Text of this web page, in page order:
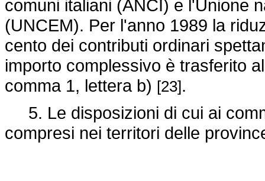
comuni italiani (ANCI) e l'Unione
(UNCEM). Per l'anno 1989 la
cento dei contributi ordinari
importo complessivo è trasferito
comma 1, lettera b) [23].
5. Le disposizioni di cui ai
compresi nei territori delle